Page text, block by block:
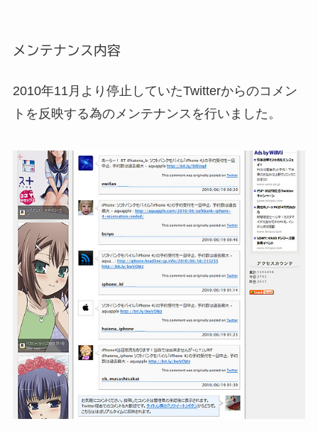
メンテナンス内容
2010年11月より停止していたTwitterからのコメン
トを反映する為のメンテナンスを行いました。